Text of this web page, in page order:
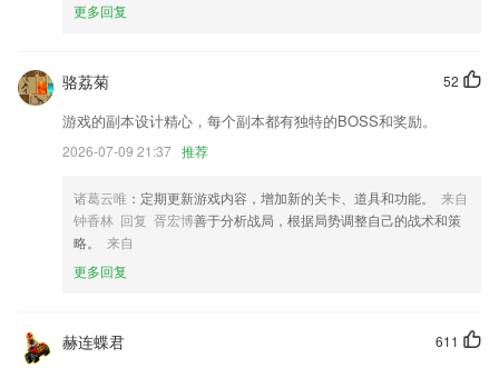
格鲁竞技网站软件优势
题。
2.新的会计在线学校将于2021年启动，免费课程即将推出，并且还有更多
奖励套餐！
3.然后2265用户再根据目标和计划学习，这样就能发现很多资讯和题库更
4.常见课文能够导到收藏网站以便捷查看.
5.软件的课程都是免费的，还有各种视频可以在线观看的哦
轻松缩放图片,调整大小
更多回复
52
骆荔菊
游戏的副本设计精心，每个副本都有独特的BOSS和奖励。
2026-07-09 21:37 推荐
诸葛云唯 ：定期更新游戏内容，增加新的关卡、道具和功能。
来自
钟香林 回复 胥宏博善于分析战局，根据局势调整自己的战术和策
略。
来自
更多回复
611
赫连蝶君